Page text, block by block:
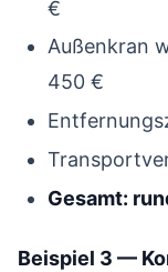
€
Außenkran
450 €
Gesamt:
Beispiel 3 —